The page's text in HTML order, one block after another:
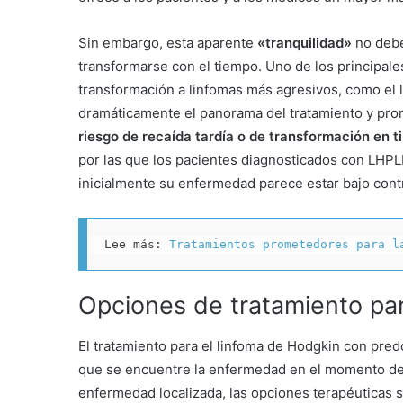
Sin embargo, esta aparente «tranquilidad» no
transformarse con el tiempo. Uno de los
transformación a linfomas más agresivos, como
dramáticamente el panorama del tratamiento y
riesgo de recaída tardía o de transformación en
por las que los pacientes diagnosticados con
inicialmente su enfermedad parece estar bajo
Lee más: Tratamientos prometedores para
Opciones de tratamiento
El tratamiento para el linfoma de Hodgkin con
que se encuentre la enfermedad en el momento
enfermedad localizada, las opciones